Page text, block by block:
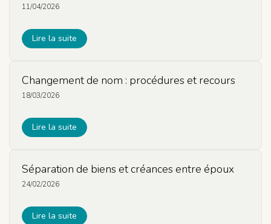
11/04/2026
Lire la suite
Changement de nom : procédures et recours
18/03/2026
Lire la suite
Séparation de biens et créances entre époux
24/02/2026
Lire la suite